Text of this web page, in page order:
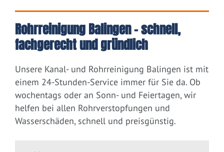
Rohrreinigung Balingen – schnell,
fachgerecht und gründlich
Unsere Kanal- und Rohrreinigung Balingen ist mit
einem 24-Stunden-Service immer für Sie da. Ob
wochentags oder an Sonn- und Feiertagen, wir
helfen bei allen Rohrverstopfungen und
Wasserschäden, schnell und preisgünstig.